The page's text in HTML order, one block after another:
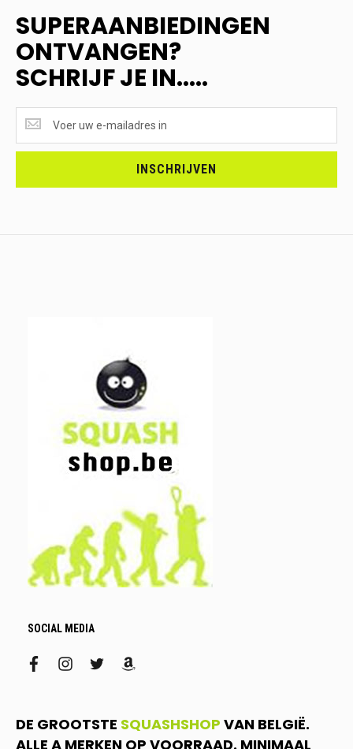
SUPERAANBIEDINGEN
ONTVANGEN?
SCHRIJF JE IN.....
ONTVANGEN?
<br>SCHRIJF
INSCHRIJVEN
SOCIAL MEDIA
facebookinstagram
twitteramazon
DE GROOTSTE SQUASHSHOP VAN BELGIË.
ALLE A MERKEN OP VOORRAAD. MINIMAAL